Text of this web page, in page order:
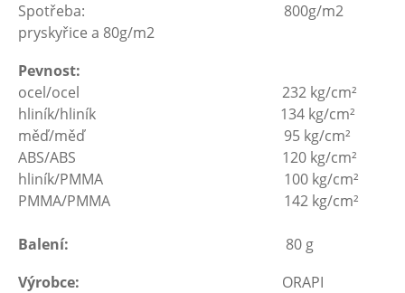
Spotřeba: 800g/m2
pryskyřice a 80g/m2
Pevnost:
ocel/ocel 232 kg/cm²
hliník/hliník 134 kg/cm²
měď/měď 95 kg/cm²
ABS/ABS 120 kg/cm²
hliník/PMMA 100 kg/cm²
PMMA/PMMA 142 kg/cm²
Balení: 80 g
Výrobce: ORAPI